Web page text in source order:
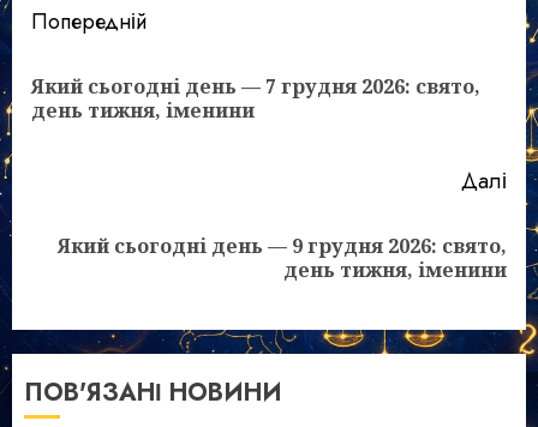
Post
navigation
Попередній
Який сьогодні день — 7 грудня 2026: свято,
день тижня, іменини
Далі
Наступний
Який сьогодні день — 9 грудня 2026: свято,
день тижня, іменини
ПОВ'ЯЗАНІ НОВИНИ